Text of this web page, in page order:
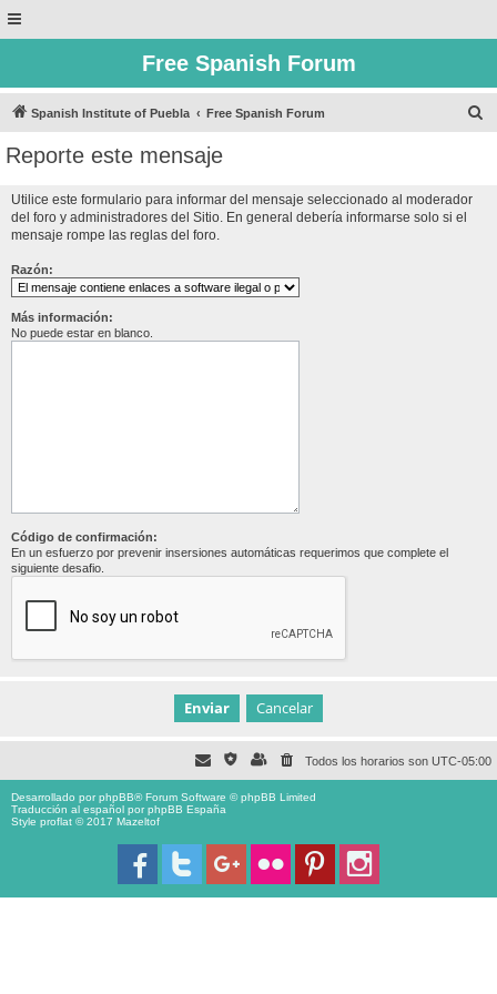
Free Spanish Forum
Spanish Institute of Puebla Free Spanish Forum
Reporte este mensaje
Utilice este formulario para informar del mensaje seleccionado al moderador
del foro y administradores del Sitio. En general debería informarse solo si el
mensaje rompe las reglas del foro.
Razón:
Más información:
No puede estar en blanco.
Código de confirmación:
En un esfuerzo por prevenir insersiones automáticas requerimos que complete el
siguiente desafio.
Todos los horarios son UTC-05:00
Desarrollado porphpBB® Forum Software © phpBB Limited
Traducción al español porphpBB España
Style proflat © 2017 Mazeltof